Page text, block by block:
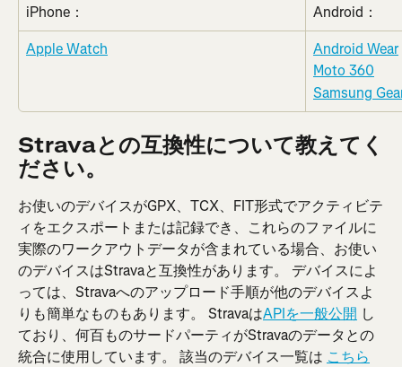
iPhone：
Android：
Apple Watch
Android Wear
Moto 360
Samsung
Stravaとの互換性について教えてく
ださい。
お使いのデバイスがGPX、TCX、FIT形式でアクティビテ
ィをエクスポートまたは記録でき、これらのファイルに
実際のワークアウトデータが含まれている場合、お使い
のデバイスはStravaと互換性があります。 デバイスによ
っては、Stravaへのアップロード手順が他のデバイスよ
りも簡単なものもあります。 StravaはAPIを一般公開 し
ており、何百ものサードパーティがStravaのデータとの
統合に使用しています。 該当のデバイス一覧は こちら